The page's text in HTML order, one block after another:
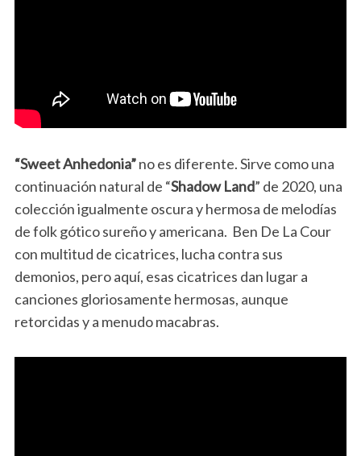
“Sweet Anhedonia”no es diferente. Sirve como una
continuación natural de “Shadow Land” de 2020, una
colección igualmente oscura y hermosa de melodías
de folk gótico sureño y americana. Ben De La Cour
con multitud de cicatrices, lucha contra sus
demonios, pero aquí, esas cicatrices dan lugar a
canciones gloriosamente hermosas, aunque
retorcidas y a menudo macabras.